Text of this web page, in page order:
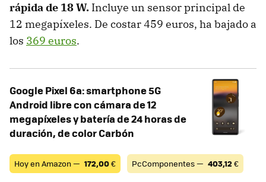
rápida de 18 W. Incluye un sensor principal de
12 megapíxeles. De costar 459 euros, ha bajado a
los 369 euros.
Google Pixel 6a: smartphone 5G
Android libre con cámara de 12
megapíxeles y batería de 24 horas de
duración, de color Carbón
Hoy en Amazon — 172,00€ PcComponentes — 403,12 €